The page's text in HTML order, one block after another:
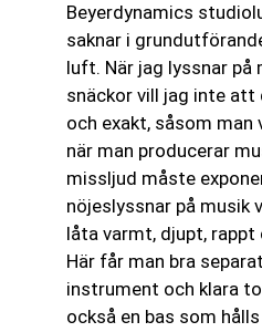
Beyerdynamics
saknar i
luft. När jag lyssnar på
snäckor vill jag inte
och exakt, såsom
när man producerar
missljud måste
nöjeslyssnar på musik
låta varmt, djupt,
Här får man bra
instrument och klara
också en bas som